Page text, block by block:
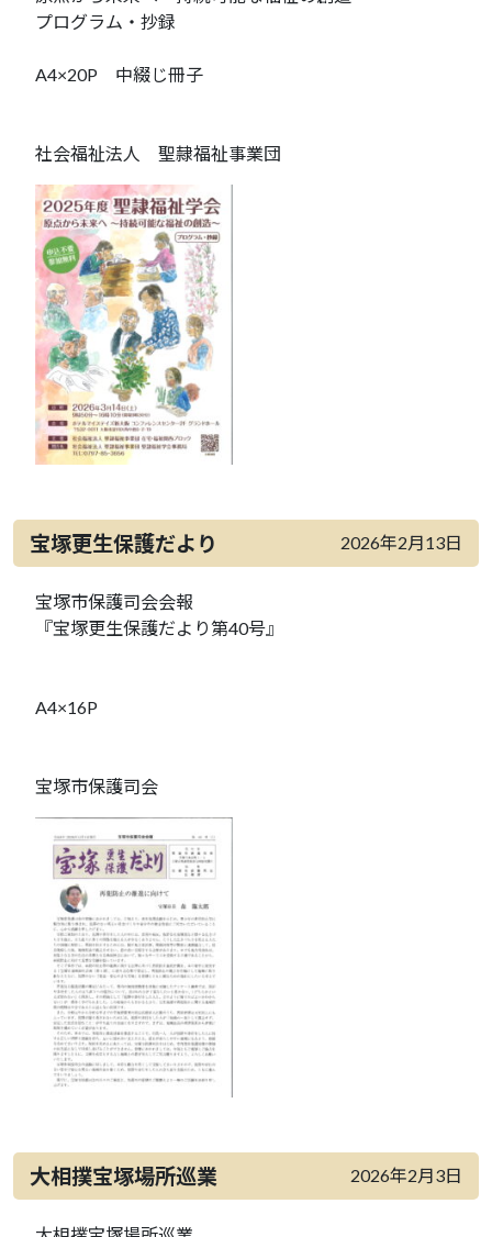
プログラム・抄録
A4×20P 中綴じ冊子
社会福祉法人 聖隷福祉事業団
宝塚更生保護だより 2026年2月13日
宝塚市保護司会会報
『宝塚更生保護だより第40号』
A4×16P
宝塚市保護司会
大相撲宝塚場所巡業 2026年2月3日